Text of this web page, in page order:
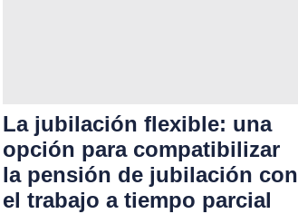
La jubilación flexible: una
opción para compatibilizar
la pensión de jubilación con
el trabajo a tiempo parcial